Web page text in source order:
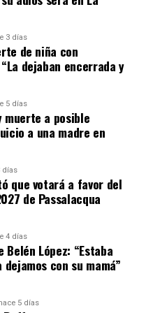
a 17 personas,
de diseño y
yerba mate, té y
agrícolas como
y otros
productivas de
en los últimos
su actividad
de corte con
para terceros.
sin trabajo a los
años y perder ese
3 días
de niña con
dejaban encerrada y
5 días
muerte a posible
a una madre en
días
que votará a favor del
de Passalacqua
4 días
López: “Estaba
con su mamá”
hace 5 días